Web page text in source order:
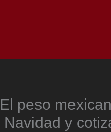
El peso
Navidad y